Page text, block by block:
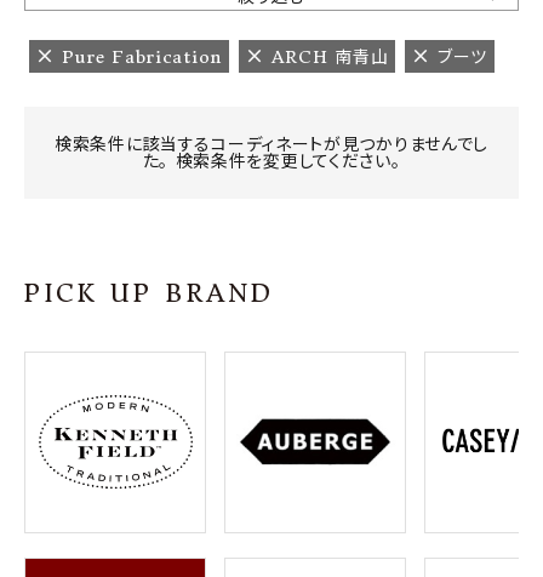
BRAND
INFORMATION
ご利用ガイド
プライバシーポリシー
特定商取引法について
お問い合わせ
OFFICIAL WEB SITE
Pure Fabrication ARCH 南青山 ブーツ
検索条件に該当するコーディネートが見つかりませんでし
た。 検索条件を変更してください。
PICK UP BRAND